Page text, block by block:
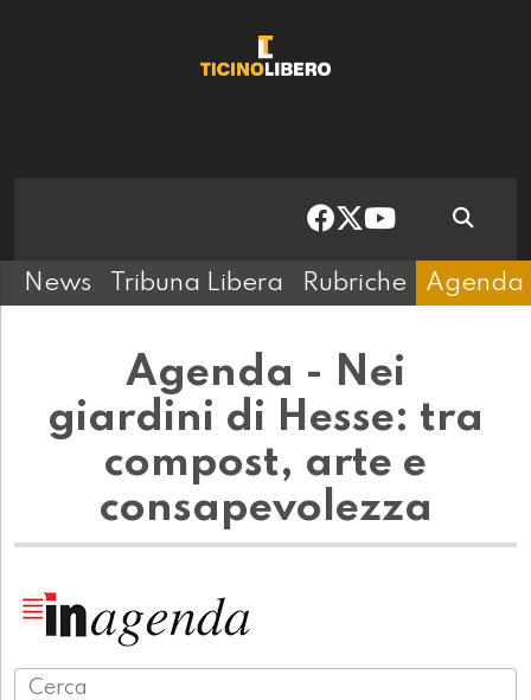
News Tribuna Libera Rubriche Agenda
Agenda - Nei
giardini di Hesse: tra
compost, arte e
consapevolezza